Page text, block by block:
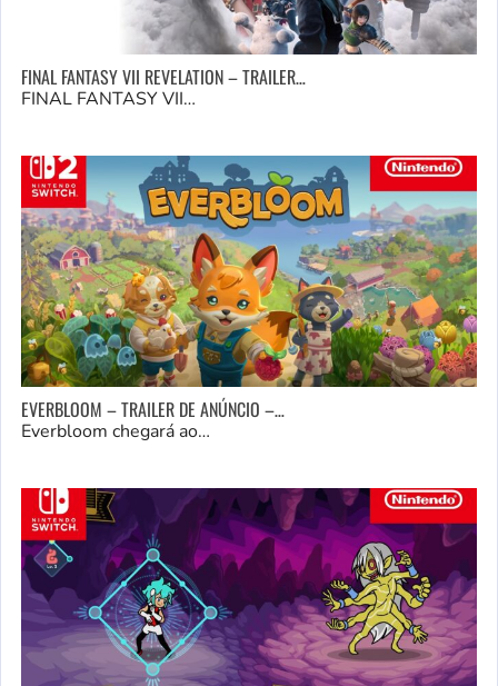
FINAL FANTASY VII REVELATION – TRAILER…
FINAL FANTASY VII…
EVERBLOOM – TRAILER DE ANÚNCIO –…
Everbloom chegará ao…